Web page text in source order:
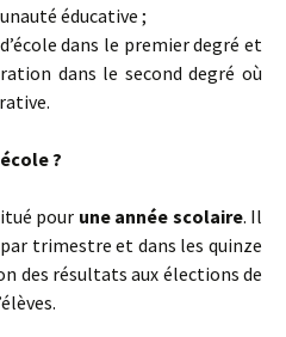
éducative ;
dans le premier degré et
dans le second degré où
?
pour une année scolaire. Il
trimestre et dans les quinze
des résultats aux élections de